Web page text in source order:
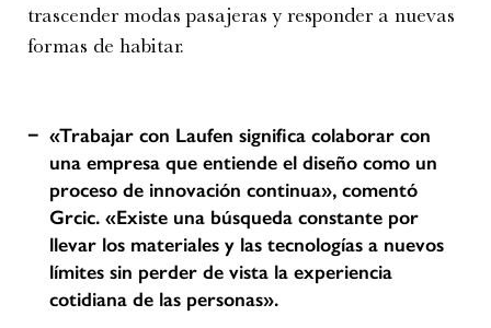
trascender modas pasajeras y responder a nuevas
formas de habitar.
«Trabajar con Laufen significa colaborar con
una empresa que entiende el diseño como un
proceso de innovación continua», comentó
Grcic. «Existe una búsqueda constante por
llevar los materiales y las tecnologías a nuevos
límites sin perder de vista la experiencia
cotidiana de las personas».